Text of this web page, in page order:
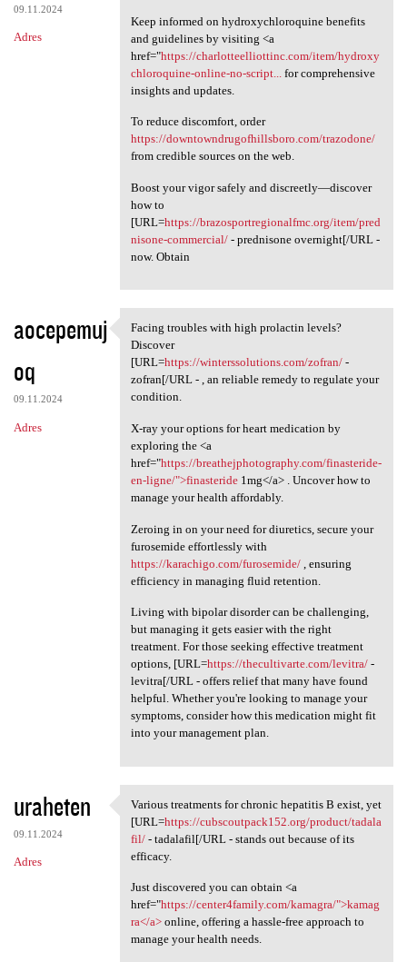
09.11.2024
Adres
Keep informed on hydroxychloroquine benefits
and guidelines by visiting <a
href="https://charlotteelliottinc.com/item/hydroxy
chloroquine-online-no-script...
for comprehensive
insights and updates.
To reduce discomfort, order
https://downtowndrugofhillsboro.com/trazodone/
from credible sources on the web.
Boost your vigor safely and discreetly—discover
how to
[URL=https://brazosportregionalfmc.org/item/pred
nisone-commercial/- prednisone overnight[/URL -
now. Obtain
aocepemuj
oq
09.11.2024
Adres
Facing troubles with high
Facing troubles with high prolactin levels?
Discover
[URL=https://winterssolutions.com/zofran/-
zofran[/URL - , an reliable remedy to regulate your
condition.
X-ray your options for heart medication by
exploring the <a
href="https://breathejphotography.com/finasteride-
en-ligne/">finasteride1mg</a> . Uncover how to
manage your health affordably.
Zeroing in on your need for diuretics, secure your
furosemide effortlessly with
https://karachigo.com/furosemide/, ensuring
efficiency in managing fluid retention.
Living with bipolar disorder can be challenging,
but managing it gets easier with the right
treatment. For those seeking effective treatment
options, [URL=https://thecultivarte.com/levitra/-
levitra[/URL - offers relief that many have found
helpful. Whether you're looking to manage your
symptoms, consider how this medication might fit
into your management plan.
uraheten
09.11.2024
Adres
Various treatments for
Various treatments for chronic hepatitis B exist, yet
[URL=https://cubscoutpack152.org/product/tadala
fil/- tadalafil[/URL - stands out because of its
efficacy.
Just discovered you can obtain <a
href="https://center4family.com/kamagra/">kamag
ra</a>online, offering a hassle-free approach to
manage your health needs.